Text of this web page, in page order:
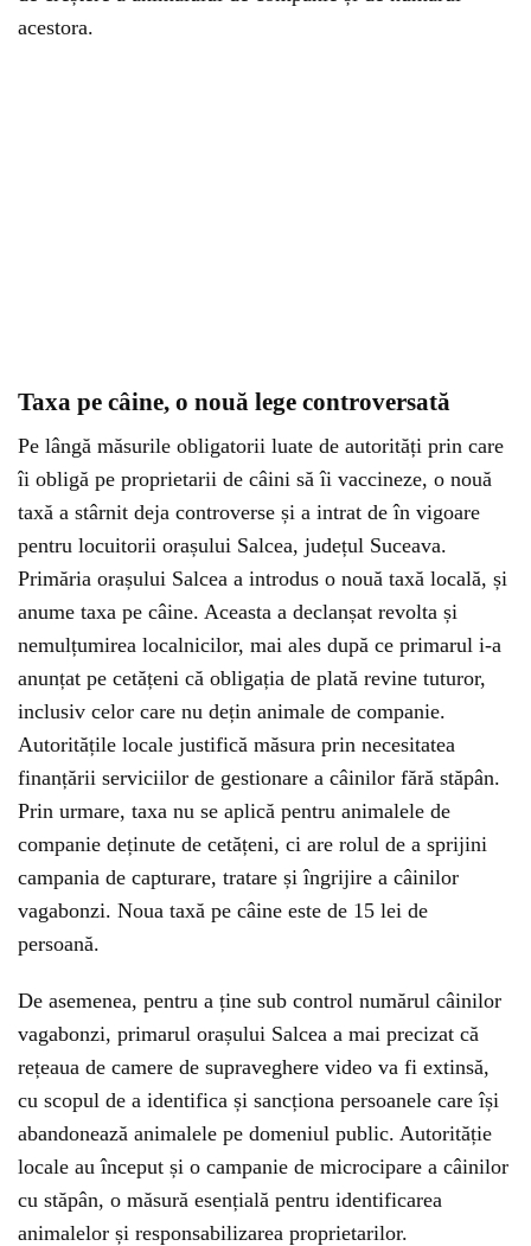
acestora.
Taxa pe câine, o nouă lege controversată
Pe lângă măsurile obligatorii luate de autorități prin care
îi obligă pe proprietarii de câini să îi vaccineze, o nouă
taxă a stârnit deja controverse și a intrat de în vigoare
pentru locuitorii orașului Salcea, județul Suceava.
Primăria orașului Salcea a introdus o nouă taxă locală, și
anume taxa pe câine. Aceasta a declanșat revolta și
nemulțumirea localnicilor, mai ales după ce primarul i-a
anunțat pe cetățeni că obligația de plată revine tuturor,
inclusiv celor care nu dețin animale de companie.
Autoritățile locale justifică măsura prin necesitatea
finanțării serviciilor de gestionare a câinilor fără stăpân.
Prin urmare, taxa nu se aplică pentru animalele de
companie deținute de cetățeni, ci are rolul de a sprijini
campania de capturare, tratare și îngrijire a câinilor
vagabonzi. Noua taxă pe câine este de 15 lei de
persoană.
De asemenea, pentru a ține sub control numărul câinilor
vagabonzi, primarul orașului Salcea a mai precizat că
rețeaua de camere de supraveghere video va fi extinsă,
cu scopul de a identifica și sancționa persoanele care își
abandonează animalele pe domeniul public. Autorităție
locale au început și o campanie de microcipare a câinilor
cu stăpân, o măsură esențială pentru identificarea
animalelor și responsabilizarea proprietarilor.